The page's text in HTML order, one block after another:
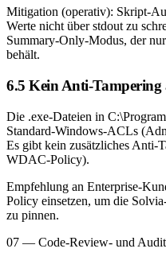
Mitigation (operativ): Skript-
Werte nicht über stdout zu
Summary-Only-Modus, der
behält.
6.5 Kein Anti-Tampering
Die .exe-Dateien in
Standard-Windows-ACLs
Es gibt kein zusätzliches Anti-
WDAC-Policy).
Empfehlung an Enterprise-
Policy einsetzen, um die
zu pinnen.
07 — Code-Review- und